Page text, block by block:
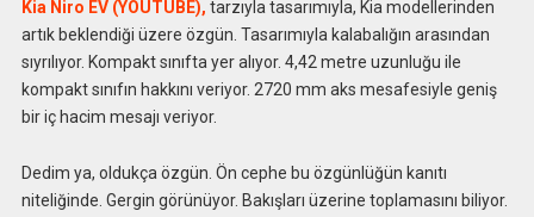
Kia Niro EV (YOUTUBE), tarzıyla tasarımıyla, Kia modellerinden
artık beklendiği üzere özgün. Tasarımıyla kalabalığın arasından
sıyrılıyor. Kompakt sınıfta yer alıyor. 4,42 metre uzunluğu ile
kompakt sınıfın hakkını veriyor. 2720 mm aks mesafesiyle geniş
bir iç hacim mesajı veriyor.
Dedim ya, oldukça özgün. Ön cephe bu özgünlüğün kanıtı
niteliğinde. Gergin görünüyor. Bakışları üzerine toplamasını biliyor.